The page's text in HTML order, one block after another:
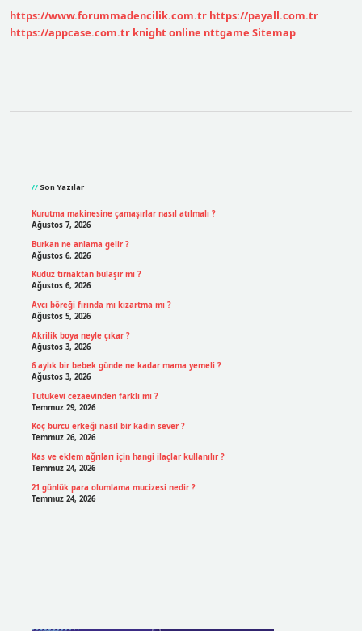
https://www.forummadencilik.com.tr https://payall.com.tr
https://appcase.com.tr knight online nttgame Sitemap
Son Yazılar
Kurutma makinesine çamaşırlar nasıl atılmalı ?
Ağustos 7, 2026
Burkan ne anlama gelir ?
Ağustos 6, 2026
Kuduz tırnaktan bulaşır mı ?
Ağustos 6, 2026
Avcı böreği fırında mı kızartma mı ?
Ağustos 5, 2026
Akrilik boya neyle çıkar ?
Ağustos 3, 2026
6 aylık bir bebek günde ne kadar mama yemeli ?
Ağustos 3, 2026
Tutukevi cezaevinden farklı mı ?
Temmuz 29, 2026
Koç burcu erkeği nasıl bir kadın sever ?
Temmuz 26, 2026
Kas ve eklem ağrıları için hangi ilaçlar kullanılır ?
Temmuz 24, 2026
21 günlük para olumlama mucizesi nedir ?
Temmuz 24, 2026